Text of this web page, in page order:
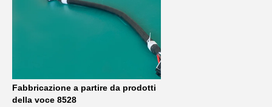
Fabbricazione a partire da prodotti
della voce 8528